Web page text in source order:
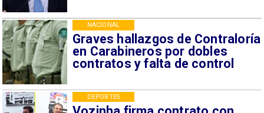
Graves hallazgos de Contraloría
en Carabineros por dobles
contratos y falta de control
NACIONAL
DEPORTES